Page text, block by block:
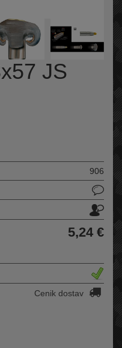
JS
906
5,24 €
Cenik dostav